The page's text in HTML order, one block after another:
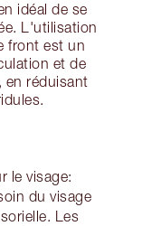
idéal de se
L'utilisation
front est un
et de
en réduisant
le visage:
du visage
Les